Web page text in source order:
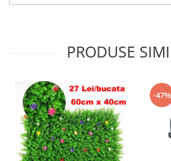
PRODUSE
-47%